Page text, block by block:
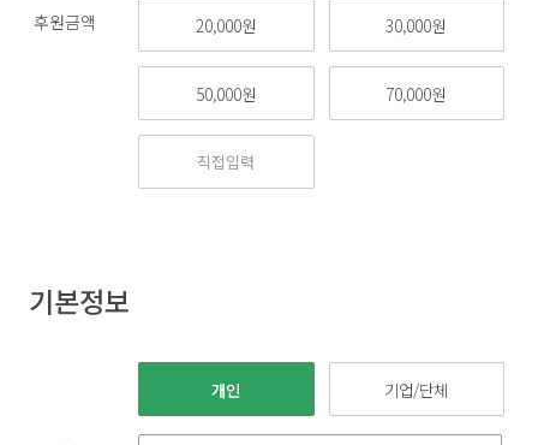
후원금액 20,000원 30,000원
50,000원 70,000원
기본정보
개인 기업/단체